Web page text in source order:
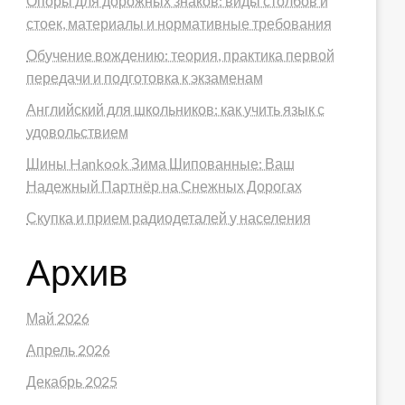
стоек, материалы и нормативные требования
Обучение вождению: теория, практика первой
передачи и подготовка к экзаменам
Английский для школьников: как учить язык с
удовольствием
Шины Hankook Зима Шипованные: Ваш
Надежный Партнёр на Снежных Дорогах
Скупка и прием радиодеталей у населения
Архив
Май 2026
Апрель 2026
Декабрь 2025